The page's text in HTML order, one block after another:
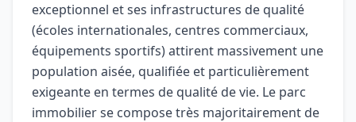
exceptionnel et ses infrastructures de qualité
(écoles internationales, centres commerciaux,
équipements sportifs) attirent massivement une
population aisée, qualifiée et particulièrement
exigeante en termes de qualité de vie. Le parc
immobilier se compose très majoritairement de